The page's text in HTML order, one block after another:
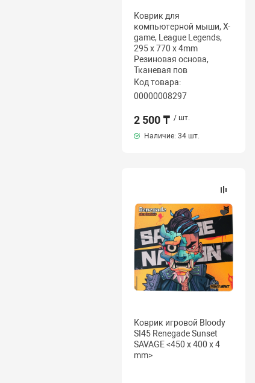
Коврик для
компьютерной мыши, X-
game, League Legends,
295 x 770 x 4mm
Резиновая основа,
Тканевая пов
Код товара:
00000008297
2 500 ₸ / шт.
Наличие: 34 шт.
Коврик игровой Bloody
SI45 Renegade Sunset
SAVAGE <450 x 400 x 4
mm>